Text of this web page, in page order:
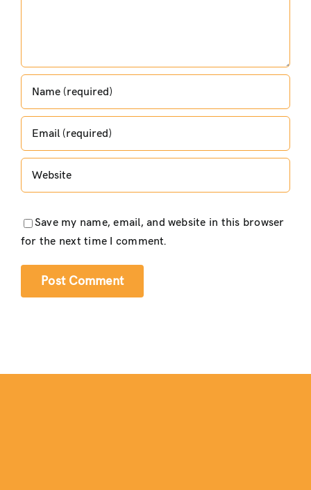
Save my name, email, and website in this browser
for the next time I comment.